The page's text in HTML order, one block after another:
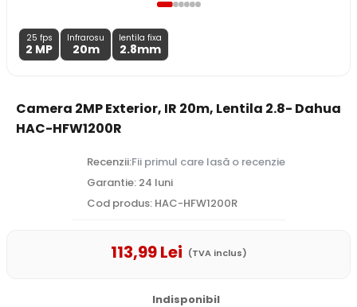
25 fps
2 MP
Infrarosu
20m
lentila fixa
2.8mm
Camera 2MP Exterior, IR 20m, Lentila 2.8- Dahua
HAC-HFW1200R
Recenzii:Fii primul care lasă o recenzie
Garantie: 24 luni
Cod produs: HAC-HFW1200R
113,99Lei (TVA inclus)
Indisponibil